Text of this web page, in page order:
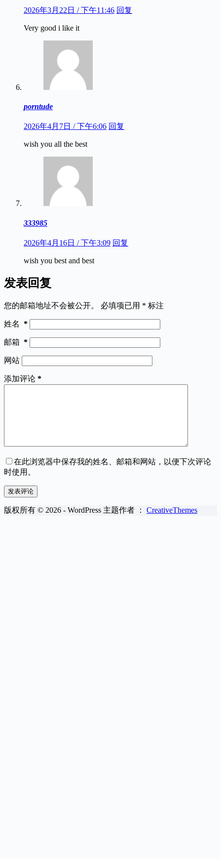
2026年3月22日 / 下午11:46 回复
Very good i like it
porntude
2026年4月7日 / 下午6:06 回复
wish you all the best
333985
2026年4月16日 / 下午3:09 回复
wish you best and best
发表回复
您的邮箱地址不会被公开。 必填项已用 * 标注
姓名 *
邮箱 *
网站
添加评论 *
在此浏览器中保存我的姓名、邮箱和网站，以便下次评论
时使用。
发表评论
版权所有 © 2026 - WordPress 主题作者 ： CreativeThemes